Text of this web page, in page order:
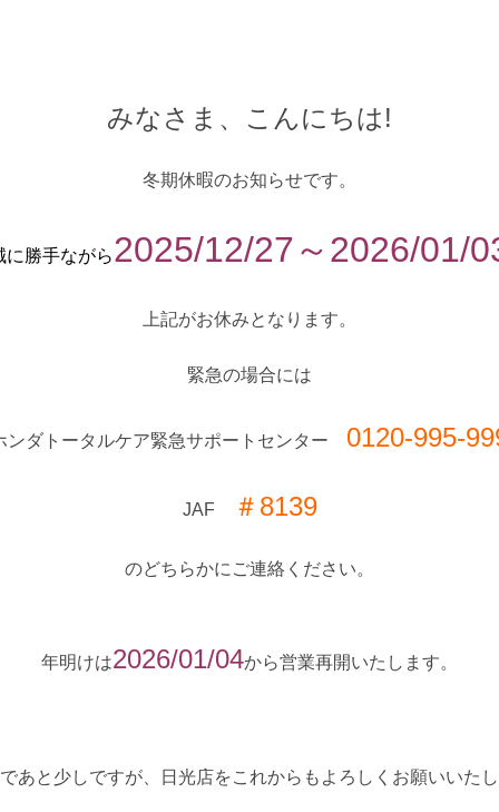
みなさま、こんにちは!
冬期休暇のお知らせです。
に勝手ながら2025/12/27～2026/01/
上記がお休みとなります。
緊急の場合には
ンダトータルケア緊急サポートセンター 0120-995-
JAF ＃8139
のどちらかにご連絡ください。
年明けは2026/01/04から営業再開いたします。
あと少しですが、日光店をこれからもよろしくお願いいたし